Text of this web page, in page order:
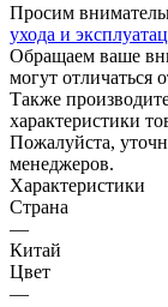
Просим
ухода и
Обращаем ваше
могут отличаться
Также
характеристики
Пожалуйста,
менеджеров.
Характеристики
Страна
—
Китай
Цвет
—